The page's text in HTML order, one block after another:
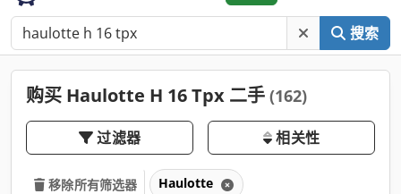
搜索
购买 Haulotte H 16 Tpx 二手 (162)
过滤器 相关性
移除所有筛选器 Haulotte